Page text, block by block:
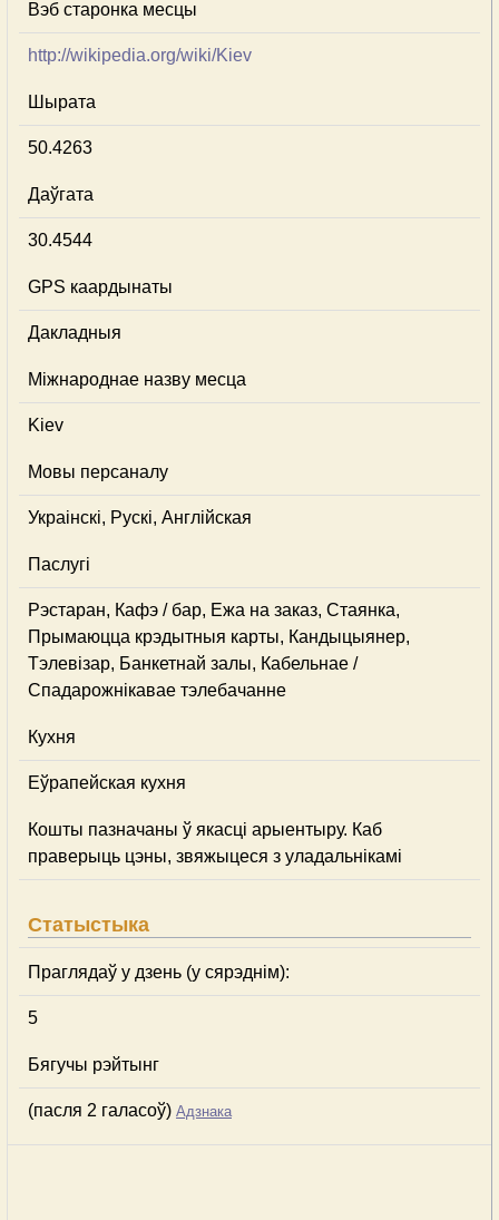
Вэб старонка месцы
http://wikipedia.org/wiki/Kiev
Шырата
50.4263
Даўгата
30.4544
GPS каардынаты
Дакладныя
Міжнароднае назву месца
Kiev
Мовы персаналу
Украінскі, Рускі, Англійская
Паслугі
Рэстаран, Кафэ / бар, Ежа на заказ, Стаянка,
Прымаюцца крэдытныя карты, Кандыцыянер,
Тэлевізар, Банкетнай залы, Кабельнае /
Спадарожнiкавае тэлебачанне
Кухня
Еўрапейская кухня
Кошты пазначаны ў якасці арыентыру. Каб
праверыць цэны, звяжыцеся з уладальнікамі
Статыстыка
Праглядаў у дзень (у сярэднім):
5
Бягучы рэйтынг
(пасля 2 галасоў) Адзнака